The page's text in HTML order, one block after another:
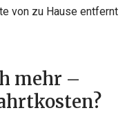
von zu Hause entfernt
mehr –